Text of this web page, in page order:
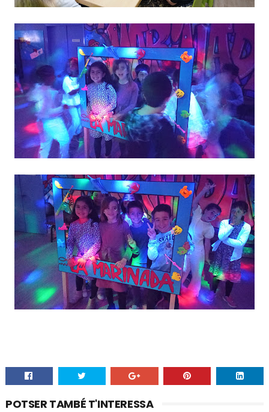
POTSER TAMBÉ T'INTERESSA